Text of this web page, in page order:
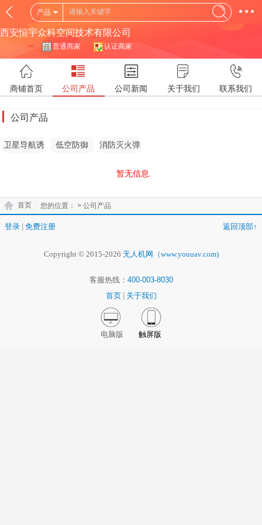
产品
西安恒宇众科空间技术有限公司
普通商家 认证商家
商铺首页 公司产品 公司新闻 关于我们 联系我们
公司产品
卫星导航诱
低空防御 消防灭火弹
暂无信息.
您的位置：
首页 > 公司产品
登录 免费注册 返回顶部↑
Copyright © 2015-2026 无人机网（www.youuav.com)
客服热线： 400-003-8030
首页
关于我们
电脑版 触屏版